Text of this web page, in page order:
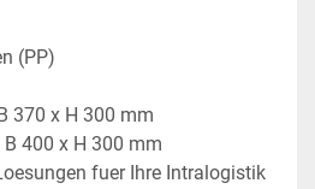
(PP)
370 x H 300 mm
400 x H 300 mm
fuer Ihre Intralogistik